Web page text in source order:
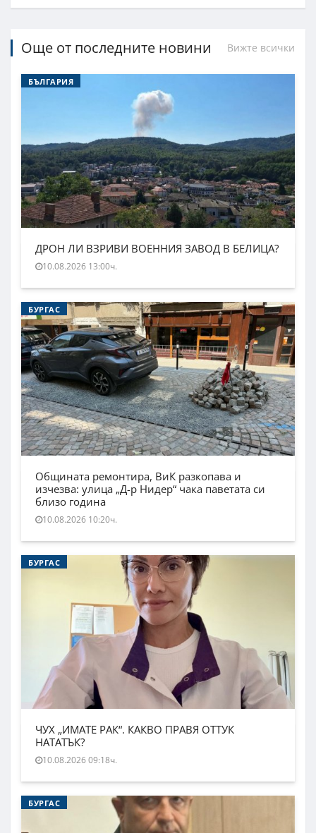
Още от последните новини Вижте всички
БЪЛГАРИЯ
ДРОН ЛИ ВЗРИВИ ВОЕННИЯ ЗАВОД В БЕЛИЦА?
10.08.2026 13:00ч.
БУРГАС
Общината ремонтира, ВиК разкопава и
изчезва: улица „Д-р Нидер“ чака паветата си
близо година
10.08.2026 10:20ч.
БУРГАС
ЧУХ „ИМАТЕ РАК“. КАКВО ПРАВЯ ОТТУК
НАТАТЪК?
10.08.2026 09:18ч.
БУРГАС